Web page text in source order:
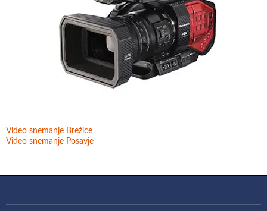
Video snemanje Brežice
Video snemanje Posavje